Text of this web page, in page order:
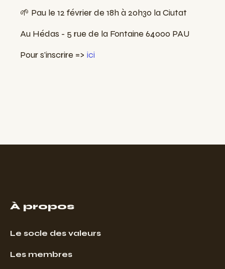
🌱 Pau le 12 février de 18h à 20h30 la Ciutat
Au Hédas - 5 rue de la Fontaine 64000 PAU
Pour s'inscrire => ici
À propos
Le socle des valeurs
Les membres